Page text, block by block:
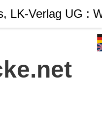
LK-Verlag UG :